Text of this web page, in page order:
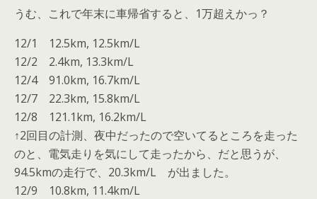
うむ、これで年末に車帰省すると、1万超えかっ？
12/1 12.5km, 12.5km/L
12/2 2.4km, 13.3km/L
12/4 91.0km, 16.7km/L
12/7 22.3km, 15.8km/L
12/8 121.1km, 16.2km/L
↑2回目の計測、夜中だったので空いてるところを走った
のと、電気走りを気にして走ったから、だと思うが、
94.5kmの走行で、20.3km/L が出ました。
12/9 10.8km, 11.4km/L